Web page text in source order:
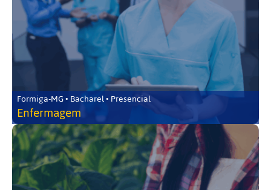
Formiga-MG • Bacharel • Presencial
Enfermagem